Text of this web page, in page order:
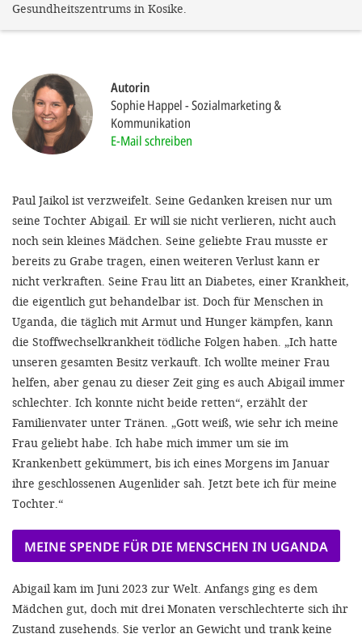
Gesundheitszentrums in Kosike.
Autorin
Sophie Happel Sozialmarketing &
Kommunikation
E-Mail schreiben
Paul Jaikol ist verzweifelt. Seine Gedanken kreisen nur um
seine Tochter Abigail. Er will sie nicht verlieren, nicht auch
noch sein kleines Mädchen. Seine geliebte Frau musste er
bereits zu Grabe tragen, einen weiteren Verlust kann er
nicht verkraften. Seine Frau litt an Diabetes, einer Krankheit,
die eigentlich gut behandelbar ist. Doch für Menschen in
Uganda, die täglich mit Armut und Hunger kämpfen, kann
die Stoffwechselkrankheit tödliche Folgen haben. „Ich hatte
unseren gesamten Besitz verkauft. Ich wollte meiner Frau
helfen, aber genau zu dieser Zeit ging es auch Abigail immer
schlechter. Ich konnte nicht beide retten“, erzählt der
Familienvater unter Tränen. „Gott weiß, wie sehr ich meine
Frau geliebt habe. Ich habe mich immer um sie im
Krankenbett gekümmert, bis ich eines Morgens im Januar
ihre geschlossenen Augenlider sah. Jetzt bete ich für meine
Tochter.“
MEINE SPENDE FÜR DIE MENSCHEN IN UGANDA
Abigail kam im Juni 2023 zur Welt. Anfangs ging es dem
Mädchen gut, doch mit drei Monaten verschlechterte sich ihr
Zustand zusehends. Sie verlor an Gewicht und trank keine
ALLEN